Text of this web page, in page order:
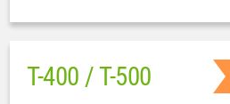
T-400 / T-500